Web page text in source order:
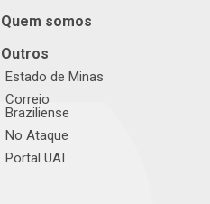
Quem somos
Outros
Estado de Minas
Correio
Braziliense
No Ataque
Portal UAI